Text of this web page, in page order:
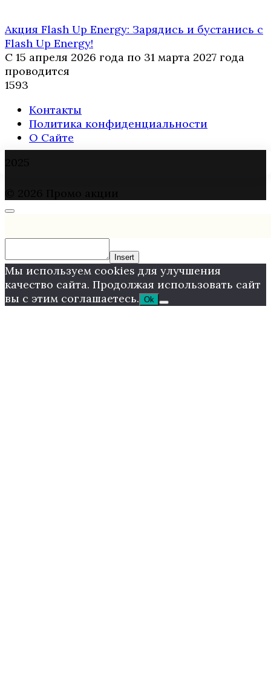
Акция Flash Up Energy: Зарядись и бустанись с
Flash Up Energy!
С 15 апреля 2026 года по 31 марта 2027 года
проводится
1593
Контакты
Политика конфиденциальности
О Сайте
Insert
Мы используем cookies для улучшения
качество сайта. Продолжая использовать сайт
вы с этим соглашаетесь. Ok